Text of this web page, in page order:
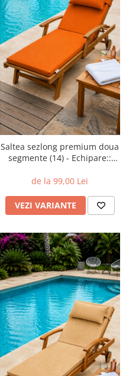
Saltea sezlong premium doua
segmente (14) - Echipare::
de la 99,00 Lei
VEZI VARIANTE